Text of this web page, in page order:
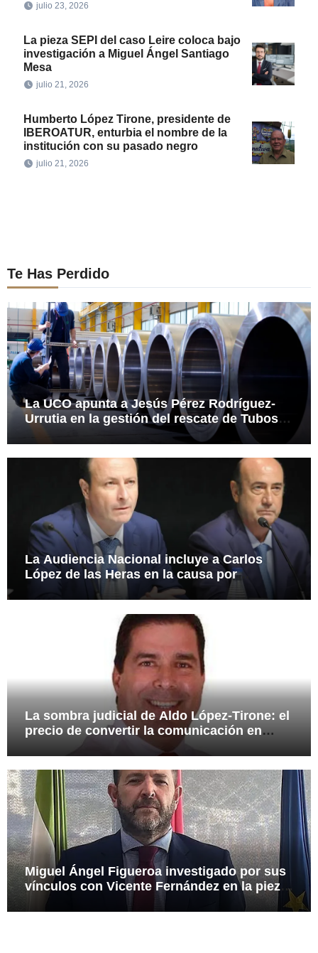
julio 23, 2026
La pieza SEPI del caso Leire coloca bajo
investigación a Miguel Ángel Santiago
Mesa
julio 21, 2026
Humberto López Tirone, presidente de
IBEROATUR, enturbia el nombre de la
institución con su pasado negro
julio 21, 2026
Te Has Perdido
La UCO apunta a Jesús Pérez Rodríguez-
Urrutia en la gestión del rescate de Tubos
Reunidos
La Audiencia Nacional incluye a Carlos
López de las Heras en la causa por
presuntas irregularidades en el rescate de
112,8 millones a Tubos Reunidos
La sombra judicial de Aldo López-Tirone: el
precio de convertir la comunicación en
Miguel Ángel Figueroa investigado por sus
vínculos con Vicente Fernández en la pieza